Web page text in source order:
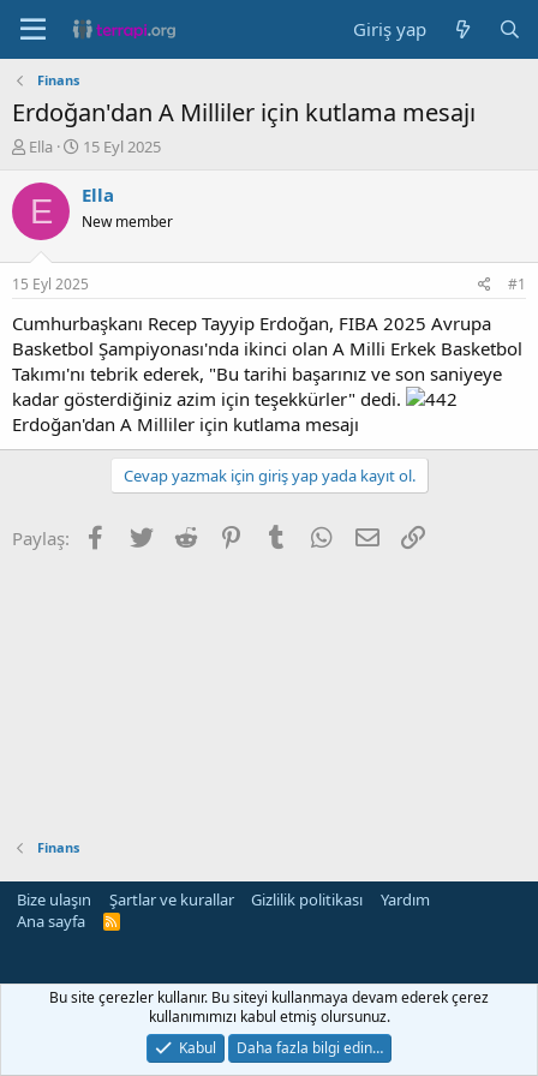
Giriş yap
Finans
Erdoğan'dan A Milliler için kutlama mesajı
K
n
b
u
u
b
a
l
a
t
a
n
Ella
B
ş
a
g
ı
ç
a
r
i
h
i
15 Eyl 2025
E Ella
New member
15 Eyl 2025 #1
Cumhurbaşkanı Recep Tayyip Erdoğan, FIBA 2025 Avrupa
Basketbol Şampiyonası'nda ikinci olan A Milli Erkek Basketbol
Takımı'nı tebrik ederek, "Bu tarihi başarınız ve son saniyeye
kadar gösterdiğiniz azim için teşekkürler" dedi.
Erdoğan'dan A Milliler için kutlama mesajı
Cevap yazmak için giriş yap yada kayıt ol.
Paylaş: Facebook
Twitter Reddit PinterestTumblr WhatsApp
E-posta
Finans
Bize ulaşın Şartlar ve kurallar Gizlilik politikası
Yardım
Ana sayfa
R
Bu site çerezler kullanır. Bu siteyi kullanmaya devam ederek çerez
kullanımımızı kabul etmiş olursunuz.
Kabul
Daha fazla bilgi edin…